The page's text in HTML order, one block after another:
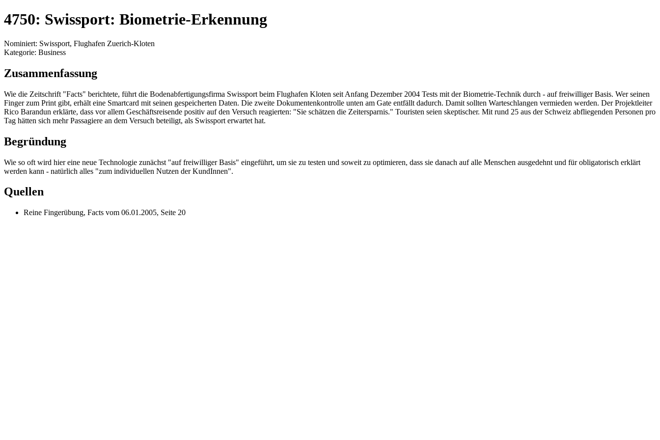
4750: Swissport: Biometrie-Erkennung
Nominiert: Swissport, Flughafen Zuerich-Kloten
Kategorie: Business
Zusammenfassung
Wie die Zeitschrift "Facts" berichtete, führt die Bodenabfertigungsfirma Swissport beim Flughafen Kloten seit Anfang Dezember 2004 Tests mit der Biometrie-Technik durch - auf freiwilliger Basis. Wer seinen
Finger zum Print gibt, erhält eine Smartcard mit seinen gespeicherten Daten. Die zweite Dokumentenkontrolle unten am Gate entfällt dadurch. Damit sollten Warteschlangen vermieden werden. Der Projektleiter
Rico Barandun erklärte, dass vor allem Geschäftsreisende positiv auf den Versuch reagierten: "Sie schätzen die Zeitersparnis." Touristen seien skeptischer. Mit rund 25 aus der Schweiz abfliegenden Personen pro
Tag hätten sich mehr Passagiere an dem Versuch beteiligt, als Swissport erwartet hat.
Begründung
Wie so oft wird hier eine neue Technologie zunächst "auf freiwilliger Basis" eingeführt, um sie zu testen und soweit zu optimieren, dass sie danach auf alle Menschen ausgedehnt und für obligatorisch erklärt
werden kann - natürlich alles "zum individuellen Nutzen der KundInnen".
Quellen
Reine Fingerübung, Facts vom 06.01.2005, Seite 20